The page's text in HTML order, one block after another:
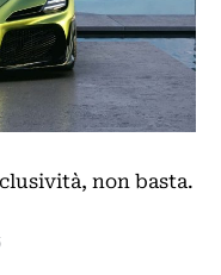
non basta.